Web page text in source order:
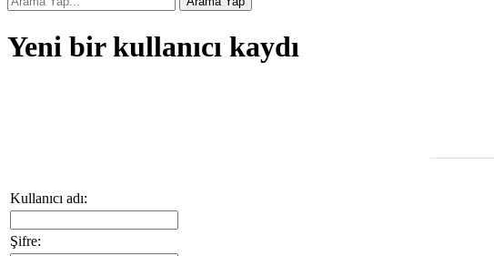
Yeni bir kullanıcı kaydı
Kullanıcı adı:
Şifre: